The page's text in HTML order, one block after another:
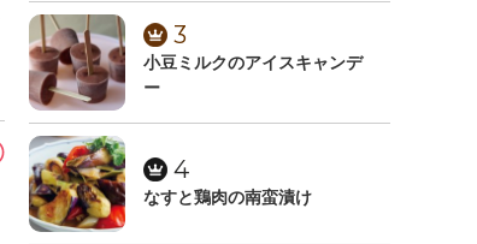
3
小豆ミルクのアイスキャンデ
ー
4
なすと鶏肉の南蛮漬け